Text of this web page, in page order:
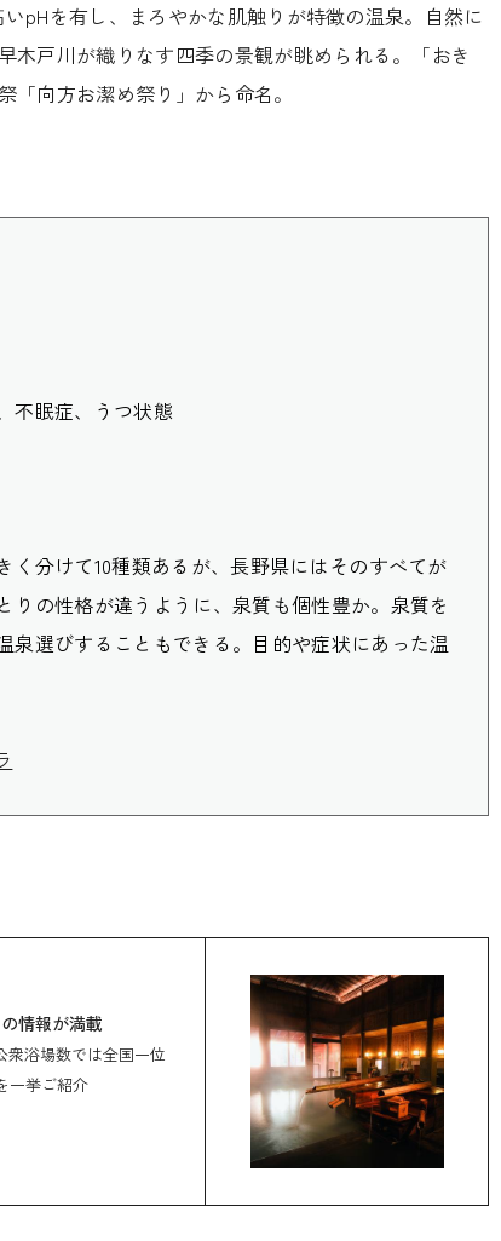
pHを有し、まろやかな肌触りが特徴の温泉。自然に
木戸川が織りなす四季の景観が眺められる。「おき
向方お潔め祭り」から命名。
不眠症、うつ状態
く分けて10種類あるが、長野県にはそのすべてが
りの性格が違うように、泉質も個性豊か。泉質を
泉選びすることもできる。目的や症状にあった温
情報が満載
衆浴場数では全国一位
一挙ご紹介